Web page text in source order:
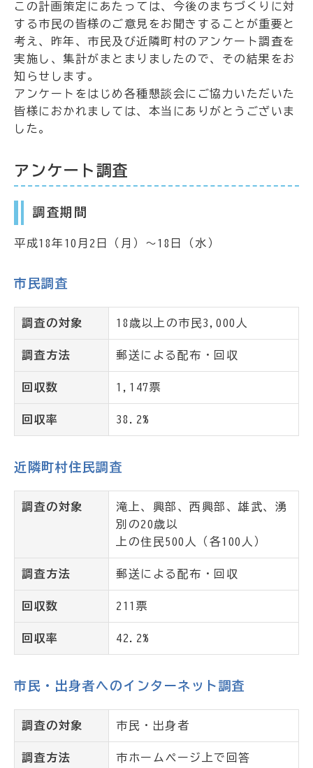
この計画策定にあたっては、今後のまちづくりに対
する市民の皆様のご意見をお聞きすることが重要と
考え、昨年、市民及び近隣町村のアンケート調査を
実施し、集計がまとまりましたので、その結果をお
知らせします。
アンケートをはじめ各種懇談会にご協力いただいた
皆様におかれましては、本当にありがとうございま
した。
アンケート調査
調査期間
平成18年10月2日（月）～18日（水）
市民調査
調査の対象 18歳以上の市民3,000人
調査方法 郵送による配布・回収
回収数 1,147票
回収率 38.2%
近隣町村住民調査
調査の対象
滝上、興部、西興部、雄武、湧
別の20歳以
上の住民500人（各100人）
調査方法 郵送による配布・回収
回収数 211票
回収率 42.2%
市民・出身者へのインターネット調査
調査の対象 市民・出身者
調査方法 市ホームページ上で回答